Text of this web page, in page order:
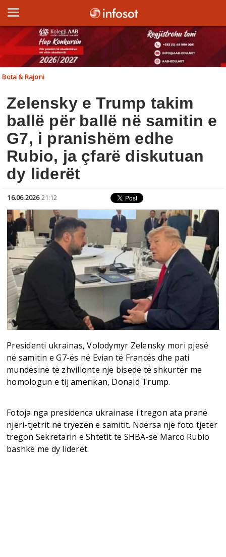
Bota & Rajoni
Zelensky e Trump takim
ballë për ballë në samitin e
G7, i pranishëm edhe
Rubio, ja çfarë diskutuan
dy liderët
16.06.202621:12
Presidenti ukrainas, Volodymyr Zelensky mori pjesë
në samitin e G7-ës në Evian të Francës dhe pati
mundësinë të zhvillonte një bisedë të shkurtër me
homologun e tij amerikan, Donald Trump.
Fotoja nga presidenca ukrainase i tregon ata pranë
njëri-tjetrit në tryezën e samitit. Ndërsa një foto tjetër
tregon Sekretarin e Shtetit të SHBA-së Marco Rubio
bashkë me dy liderët.